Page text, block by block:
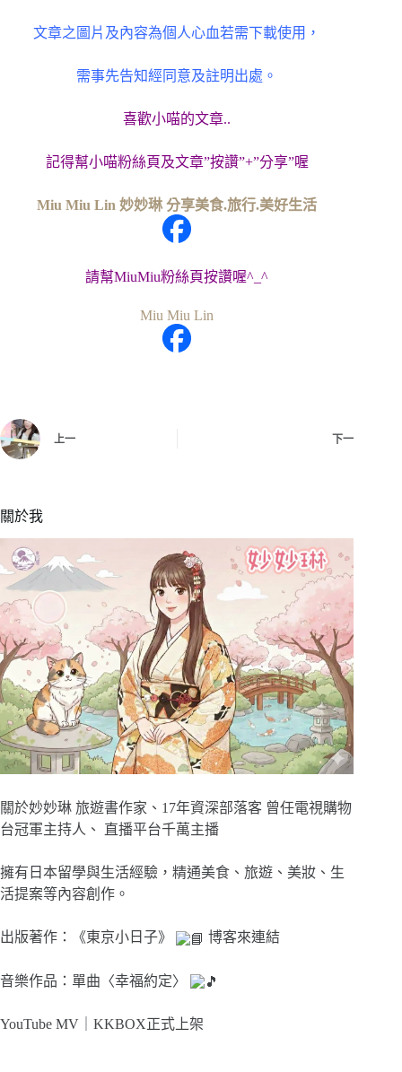
文章之圖片及內容為個人心血若需下載使用，
需事先告知經同意及註明出處。
喜歡小喵的文章..
記得幫小喵粉絲頁及文章”按讚”+”分享”喔
Miu Miu Lin 妙妙琳 分享美食.旅行.美好生活
請幫MiuMiu粉絲頁按讚喔^_^
Miu Miu Lin
上一 下一
關於我
關於妙妙琳 旅遊書作家、17年資深部落客 曾任電視購物
台冠軍主持人、 直播平台千萬主播
擁有日本留學與生活經驗，精通美食、旅遊、美妝、生
活提案等內容創作。
出版著作：《東京小日子》 博客來連結
音樂作品：單曲〈幸福約定〉
YouTube MV｜ KKBOX正式上架